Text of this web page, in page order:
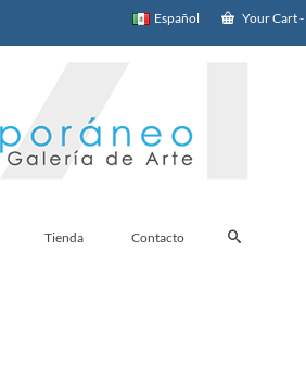
Español Your Cart-
Tienda Contacto